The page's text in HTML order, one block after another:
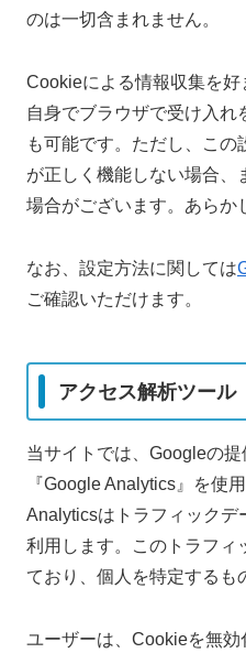
のは一切含まれません。
Cookieによる情報収集を
自身でブラウザで受け入れ
も可能です。ただし、こ
が正しく機能しない場合、
場合がございます。あらか
なお、設定方法に関しては
ご確認いただけます。
アクセス解析ツール
当サイトでは、Googleの
『Google Analytics』を使
Analyticsはトラフィックデ
利用します。このトラフィ
ており、個人を特定するも
ユーザーは、Cookieを無